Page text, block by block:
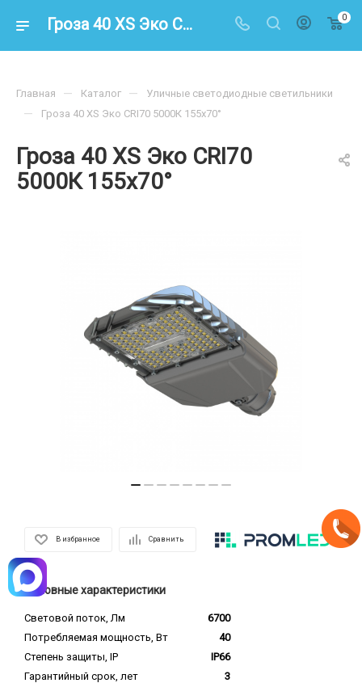
Гроза 40 XS Эко CRI70 5000К 155х70° – купить по цене 9200.00 в интернет-магазине energoresurs-spb.ru 0
Гроза 40 XS Эко CRI70
5000К 155х70°
Главная — Каталог — Уличные светодиодные светильники
— Гроза 40 XS Эко CRI70 5000К 155х70°
В избранное Сравнить
Основные характеристики
Световой поток, Лм
6700
Потребляемая мощность, Вт
40
Степень защиты, IP
IP66
Гарантийный срок, лет
3